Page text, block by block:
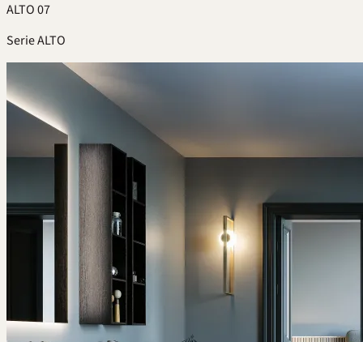
ALTO 07
Serie ALTO